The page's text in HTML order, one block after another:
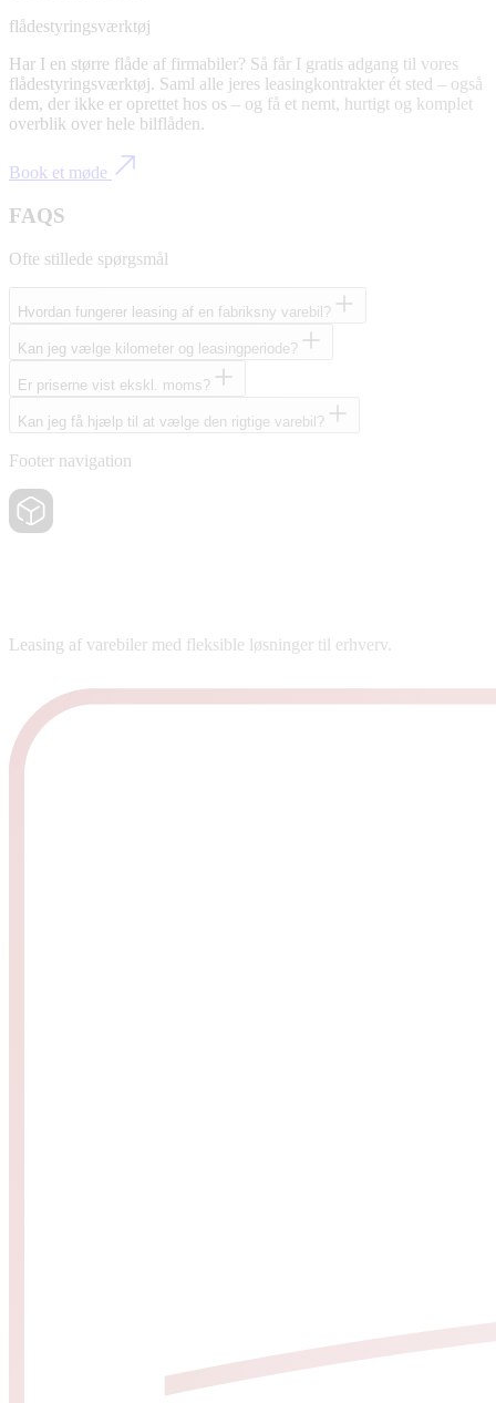
flådestyringsværktøj
Har I en større flåde af firmabiler? Så får I gratis adgang til vores
flådestyringsværktøj. Saml alle jeres leasingkontrakter ét sted – også
dem, der ikke er oprettet hos os – og få et nemt, hurtigt og komplet
overblik over hele bilflåden.
Book et møde
FAQS
Ofte stillede spørgsmål
Hvordan fungerer leasing af en fabriksny varebil?
Kan jeg vælge kilometer og leasingperiode?
Er priserne vist ekskl. moms?
Kan jeg få hjælp til at vælge den rigtige varebil?
Footer navigation
Leasing af varebiler med fleksible løsninger til erhverv.